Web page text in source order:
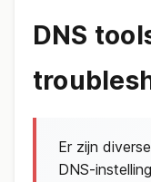
DNS
Er zijn
DNS-